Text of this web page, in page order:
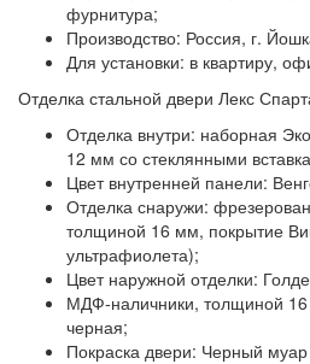
фурнитура;
Производство: Россия, г.
Для установки: в квартиру,
Отделка стальной двери Лекс
Отделка внутри: наборная
12 мм со стеклянными
Цвет внутренней панели:
Отделка снаружи:
толщиной 16 мм, покрытие
ультрафиолета);
Цвет наружной отделки:
МДФ-наличники, толщиной
черная;
Покраска двери: Черный